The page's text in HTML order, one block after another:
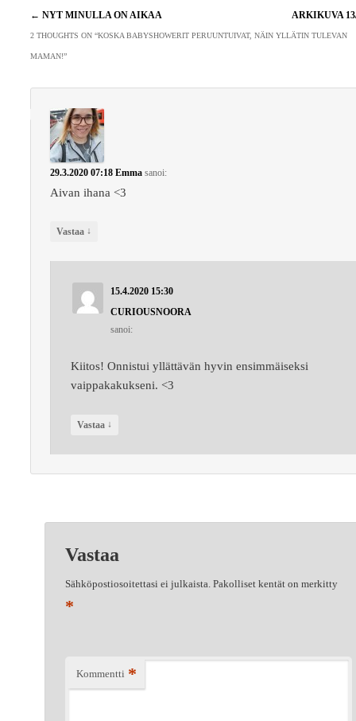
Artikkelien
selaus
← NYT MINULLA ON AIKAA ARKIKUVA
2 THOUGHTS ON “KOSKA BABYSHOWERIT PERUUNTUIVAT, NÄIN YLLÄTIN TULEVAN
MAMAN!”
29.3.2020 07:18 Emma sanoi:
Aivan ihana <3
Vastaa ↓
15.4.2020 15:30
CURIOUSNOORA
sanoi:
Kiitos! Onnistui yllättävän hyvin ensimmäiseksi
vaippakakukseni. <3
Vastaa ↓
Vastaa
Sähköpostiosoitettasi ei julkaista. Pakolliset kentät on merkitty
*
Kommentti *